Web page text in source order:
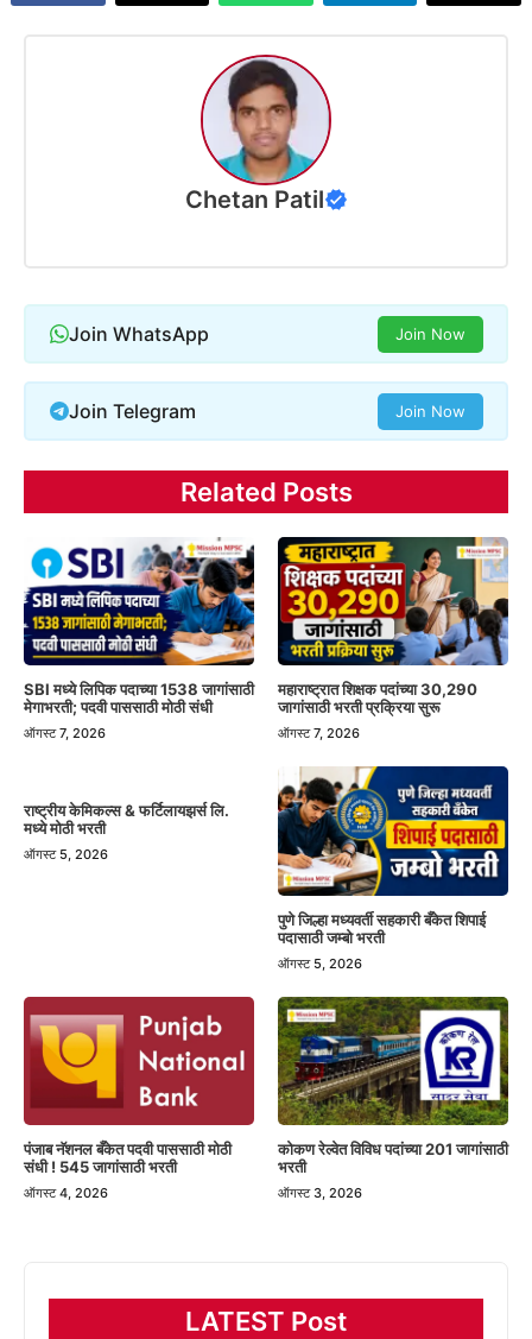
Chetan Patil
Join WhatsApp Join Now
Join Telegram Join Now
Related Posts
SBI मध्ये लिपिक पदाच्या 1538 जागांसाठी
मेगाभरती; पदवी पाससाठी मोठी संधी
ऑगस्ट 7, 2026
महाराष्ट्रात शिक्षक पदांच्या 30,290
जागांसाठी भरती प्रक्रिया सुरू
ऑगस्ट 7, 2026
राष्ट्रीय केमिकल्स & फर्टिलायझर्स लि.
मध्ये मोठी भरती
ऑगस्ट 5, 2026
पुणे जिल्हा मध्यवर्ती सहकारी बँकेत शिपाई
पदासाठी जम्बो भरती
ऑगस्ट 5, 2026
पंजाब नॅशनल बँकेत पदवी पाससाठी मोठी
संधी ! 545 जागांसाठी भरती
ऑगस्ट 4, 2026
कोकण रेल्वेत विविध पदांच्या 201 जागांसाठी
भरती
ऑगस्ट 3, 2026
LATEST Post